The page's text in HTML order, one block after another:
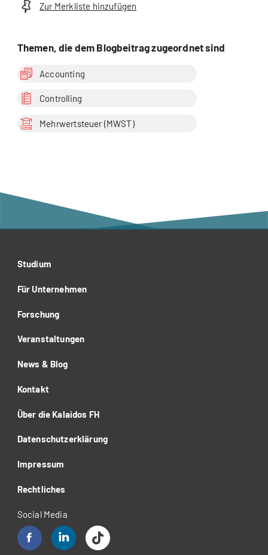
Zur Merkliste hinzufügen
Themen, die dem Blogbeitrag zugeordnet sind
Accounting
Controlling
Mehrwertsteuer (MWST)
Studium
Für Unternehmen
Forschung
Veranstaltungen
News & Blog
Kontakt
Über die Kalaidos FH
Datenschutzerklärung
Impressum
Rechtliches
Social Media